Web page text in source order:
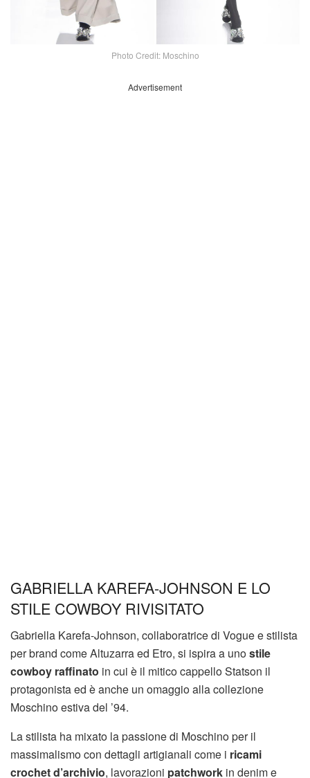
Photo Credit: Moschino
Advertisement
GABRIELLA KAREFA-JOHNSON E LO
STILE COWBOY RIVISITATO
Gabriella Karefa-Johnson, collaboratrice di Vogue e stilista
per brand come Altuzarra ed Etro, si ispira a unostile
cowboy raffinato in cui è il mitico cappello Statson il
protagonista ed è anche un omaggio alla collezione
Moschino estiva del ’94.
La stilista ha mixato la passione di Moschino per il
massimalismo con dettagli artigianali come i ricami
crochet d’archivio, lavorazioni patchwork in denim e